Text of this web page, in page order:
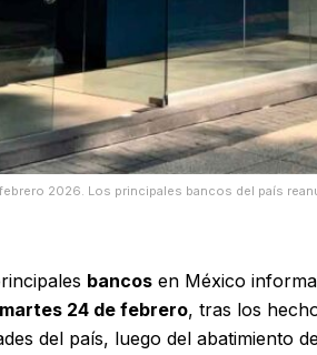
febrero 2026. Los principales bancos del país
bancos en México
24 de febrero, tras los
del país, luego del abatimiento